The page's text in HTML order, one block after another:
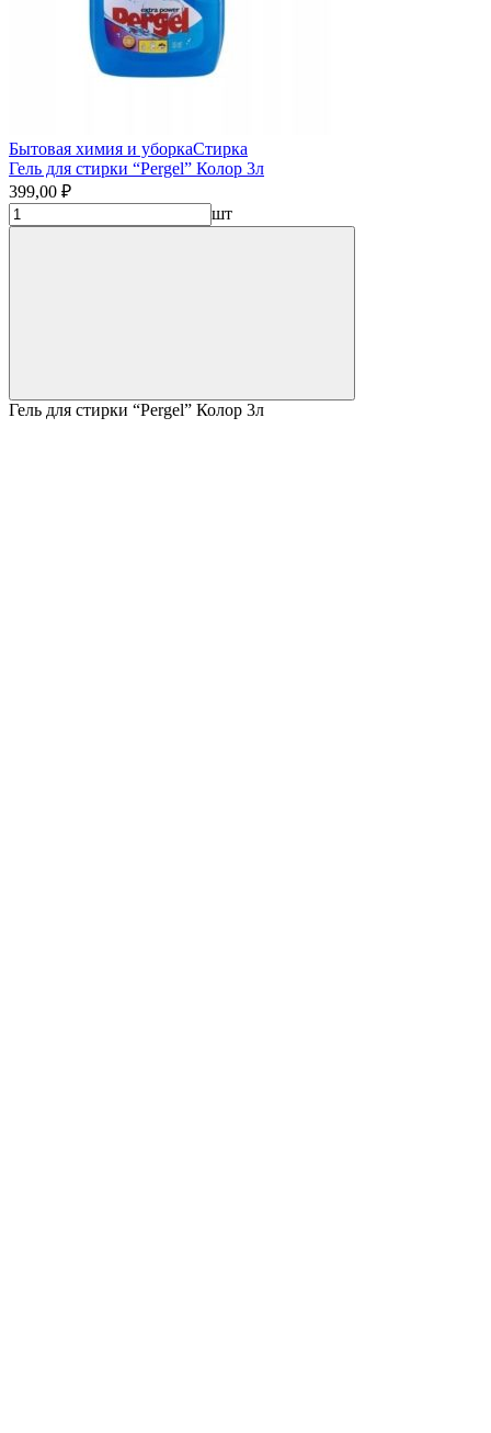
Бытовая химия и уборкаСтирка
Гель для стирки “Pergel” Колор 3л
399,00 ₽
шт
Гель для стирки “Pergel” Колор 3л